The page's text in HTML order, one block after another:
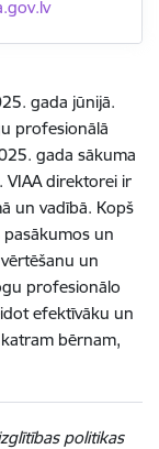
gada jūnijā.
profesionālā
gada sākuma
VIAA direktorei ir
un vadībā. Kopš
pasākumos un
un
profesionālo
efektīvāku un
bērnam,
politikas